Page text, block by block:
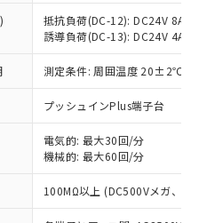
抵抗負荷(DC-12): DC24V 8A/
誘導負荷(DC-13): DC24V 4A/
測定条件: 周囲温度 20±2℃、
プッシュインPlus端子台
電気的: 最大30回/分
機械的: 最大60回/分
100MΩ以上 (DC500Vメガ、点
さい。
準価格照会結果は、
日時点での社内デー
れるものであり、閲
実際の在庫および標
場合があることをご
よび標準価格はお客
たはお客様担当のオ
売店・当社販売員に
明した場合などや
があります。
1000ppm以下、 カド
下、ポリ臭化ビフェニル
臭化ジフェニルエーテル類
酸ビス(2-エチルヘキシ
以下、フタル酸ブチ
以下、フタル酸ジブチル
タル酸ジイソブチル
および制御機器に対する
を示します。
社販売部門へお問
、 PBBs(ポリ臭化ビフェ
リ臭化ジフェニルエーテ
、 DIBP(フタル酸ジ
フタル酸ブチルベンジ
ヘキシル)) : 1000ppm
社製品のうち、外国
易法に定める商品
等」という）を輸出
供する場合は、日本
(または役務取引許
の必要な手続きを
破棄する場合は、完
、違法に輸出されな
を講じます。
、核兵器、ミサイ
在庫あり
たないが在庫あり